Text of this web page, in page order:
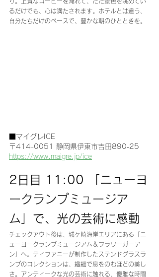
るだけでも、心は満たされます。ホテルとは違う、
自分たちだけのペースで、豊かな朝のひとときを。
■マイグレICE
〒414-0051 静岡県伊東市吉田890‐25
https://www.maigre.jp/ice
2日目 11:00 「ニューヨ
ークランプミュージア
ム」で、光の芸術に感動
チェックアウト後は、城ヶ崎海岸エリアにある「ニ
ューヨークランプミュージアム＆フラワーガーデ
ン」へ。ティファニーが制作したステンドグラスラ
ンプのコレクションは、繊細で息をのむほどの美し
さ。アンティークな光の芸術に触れる、優雅な時間